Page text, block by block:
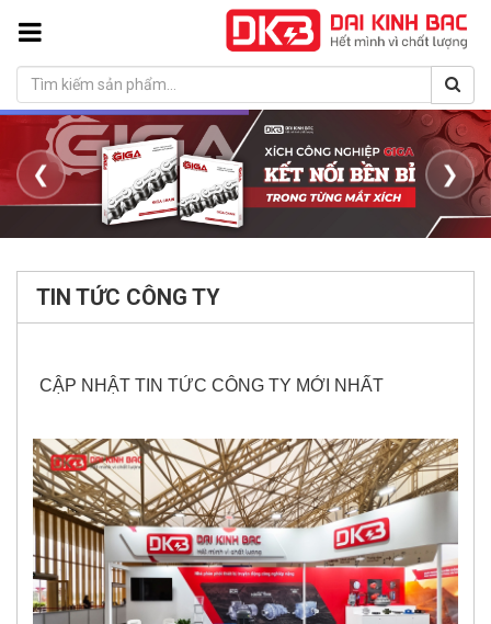
❮ ❯
TIN TỨC CÔNG TY
CẬP NHẬT TIN TỨC CÔNG TY MỚI NHẤT